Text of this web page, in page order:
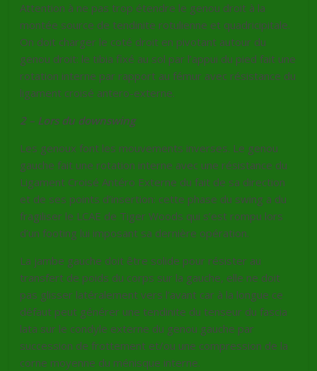
Attention à ne pas trop étendre le genou droit à la
montée source de tendinite rotulienne et quadricipitale.
On doit charger le coté droit en pivotant autour du
genou droit: le tibia fixé au sol par l’appui du pied fait une
rotation interne par rapport au fémur avec résistance du
ligament croisé antero-externe.
2 – Lors du downswing
Les genoux font les mouvements inverses. Le genou
gauche fait une rotation interne avec une résistance du
Ligament Croisé Antéro Externe du fait de sa direction
et de ses points d’insertion: cette phase du swing a du
fragiliser le LCAE de Tiger Woods qui s’est rompu lors
d’un footing lui imposant sa dernière opération.
La jambe gauche doit être solide pour résister au
transfert de poids du corps sur la gauche, elle ne doit
pas glisser latéralement vers l’avant car à la longue ce
défaut peut générer une tendinite du tenseur du fascia
lata sur le condyle externe du genou gauche par
succession de frottement et/ou une compression de la
corne moyenne du ménisque interne.